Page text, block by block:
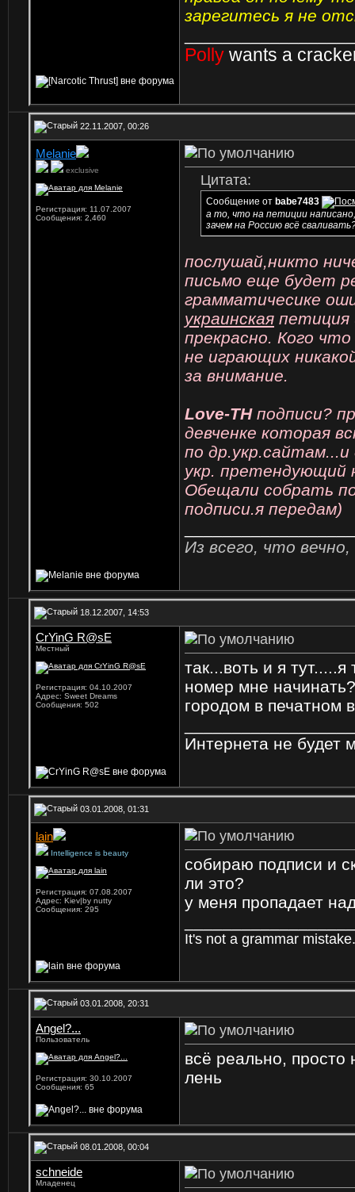
зарегитесь я не
Polly wants a
22.11.2007, 00:26
Mеlanie
exclusive
Регистрация: 11.07.2007
Сообщения: 2,460
Цитата:
Сообщение от babe7483
а то, что на петиции
зачем на Россию всё
послушай,никто
письмо еще будет
грамматичесике
украинская петиция
прекрасно. Кого
не играющих
за внимание.
Love-THподписи?
девченке которая
по
укр. претендующий
Обещали собрать
подписи.я передам)
Из всего, что
18.12.2007, 14:53
CrYinG R@sE
Местный
Регистрация: 04.10.2007
Адрес: Sweet Dreams
Сообщения: 502
так...воть и я
номер мне
городом в печатном
Интернета не будет
03.01.2008, 01:31
lain
Intelligence is beauty
Регистрация: 07.08.2007
Адрес: Kiev|by nutty
Сообщения: 295
собираю подписи и
ли это?
у меня пропадает
It's not a grammar
03.01.2008, 20:31
Angel?...
Пользователь
Регистрация: 30.10.2007
Сообщения: 65
всё реально, просто
лень
08.01.2008, 00:04
schneide
Младенец